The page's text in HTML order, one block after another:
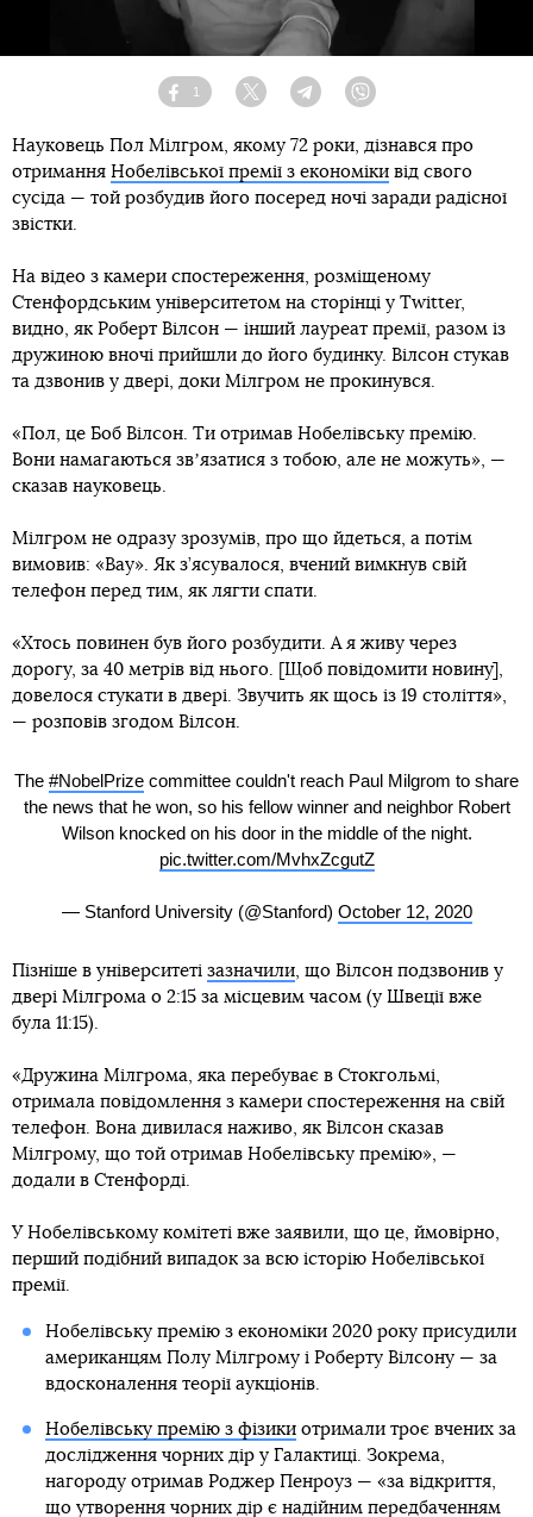
Facebook
1
Twitter TelegramViber
Науковець Пол Мілгром, якому 72 роки, дізнався про
отримання Нобелівської премії з економіки від свого
сусіда — той розбудив його посеред ночі заради радісної
звістки.
На відео з камери спостереження, розміщеному
Стенфордським університетом на сторінці у Twitter,
видно, як Роберт Вілсон — інший лауреат премії, разом із
дружиною вночі прийшли до його будинку. Вілсон стукав
та дзвонив у двері, доки Мілгром не прокинувся.
«Пол, це Боб Вілсон. Ти отримав Нобелівську премію.
Вони намагаються звʼязатися з тобою, але не можуть», —
сказав науковець.
Мілгром не одразу зрозумів, про що йдеться, а потім
вимовив: «Вау». Як з’ясувалося, вчений вимкнув свій
телефон перед тим, як лягти спати.
«Хтось повинен був його розбудити. А я живу через
дорогу, за 40 метрів від нього. [Щоб повідомити новину],
довелося стукати в двері. Звучить як щось із 19 століття»,
— розповів згодом Вілсон.
The #NobelPrize committee couldn't reach Paul Milgrom to share
the news that he won, so his fellow winner and neighbor Robert
Wilson knocked on his door in the middle of the night.
pic.twitter.com/MvhxZcgutZ
— Stanford University (@Stanford) October 12, 2020
Пізніше в університеті зазначили , що Вілсон подзвонив у
двері Мілгрома о 2:15 за місцевим часом (у Швеції вже
була 11:15).
«Дружина Мілгрома, яка перебуває в Стокгольмі,
отримала повідомлення з камери спостереження на свій
телефон. Вона дивилася наживо, як Вілсон сказав
Мілгрому, що той отримав Нобелівську премію», —
додали в Стенфорді.
У Нобелівському комітеті вже заявили, що це, ймовірно,
перший подібний випадок за всю історію Нобелівської
премії.
Нобелівську премію з економіки 2020 року присудили
американцям Полу Мілгрому і Роберту Вілсону — за
вдосконалення теорії аукціонів.
Нобелівську премію з фізикиотримали троє вчених за
дослідження чорних дір у Галактиці. Зокрема,
нагороду отримав Роджер Пенроуз — «за відкриття,
що утворення чорних дір є надійним передбаченням